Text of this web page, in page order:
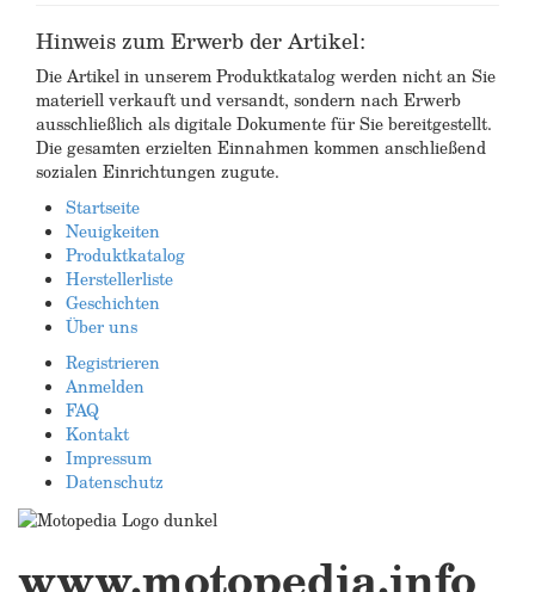
Hinweis zum Erwerb der Artikel:
Die Artikel in unserem Produktkatalog werden nicht an Sie
materiell verkauft und versandt, sondern nach Erwerb
ausschließlich als digitale Dokumente für Sie bereitgestellt.
Die gesamten erzielten Einnahmen kommen anschließend
sozialen Einrichtungen zugute.
Startseite
Neuigkeiten
Produktkatalog
Herstellerliste
Geschichten
Über uns
Registrieren
Anmelden
FAQ
Kontakt
Impressum
Datenschutz
www.motopedia.info